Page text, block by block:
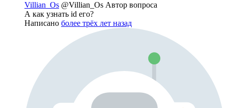
Villian_Os @Villian_Os Автор вопроса
А как узнать id его?
Написано более трёх лет назад